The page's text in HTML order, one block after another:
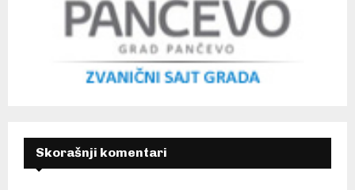
Skorašnji komentari